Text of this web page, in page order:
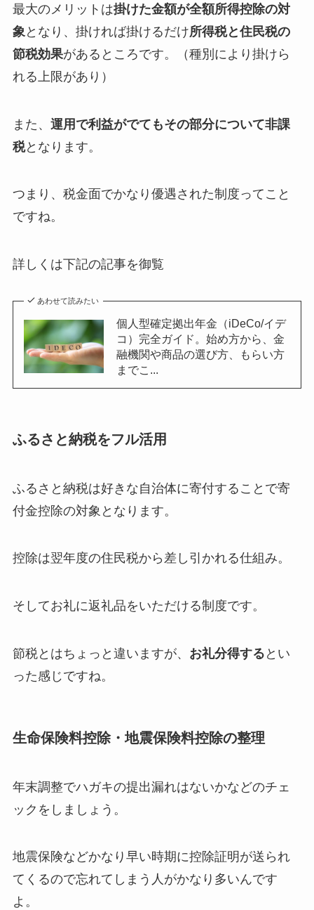
最大のメリットは掛けた金額が全額所得控除の対
象 となり、掛ければ掛けるだけ所得税と住民税の
節税効果があるところです。（種別により掛けら
れる上限があり）
また、 運用で利益がでてもその部分について非課
税となります。
つまり、税金面でかなり優遇された制度ってこと
ですね。
詳しくは下記の記事を御覧
あわせて読みたい
個人型確定拠出年金（iDeCo/イデ
コ）完全ガイド。始め方から、金
融機関や商品の選び方、もらい方
までこ...
ふるさと納税をフル活用
ふるさと納税は好きな自治体に寄付することで寄
付金控除の対象となります。
控除は翌年度の住民税から差し引かれる仕組み。
そしてお礼に返礼品をいただける制度です。
節税とはちょっと違いますが、 お礼分得する とい
った感じですね。
生命保険料控除・地震保険料控除の整理
年末調整でハガキの提出漏れはないかなどのチェ
ックをしましょう。
地震保険などかなり早い時期に控除証明が送られ
てくるので忘れてしまう人がかなり多いんです
よ。